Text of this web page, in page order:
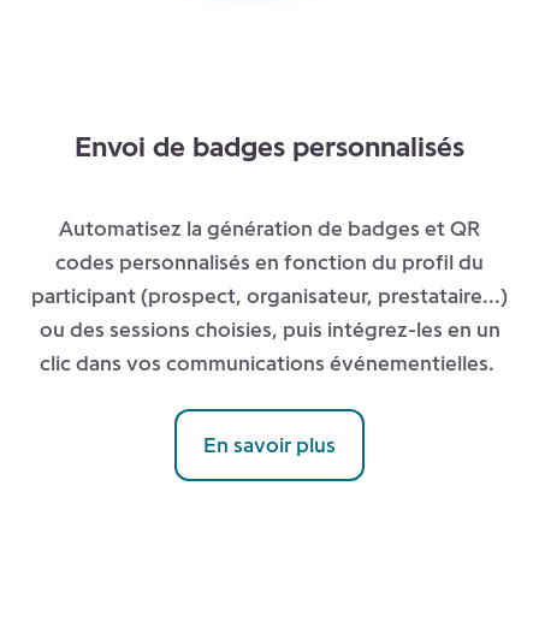
Envoi de badges personnalisés
Automatisez la génération de badges et QR
codes personnalisés en fonction du profil du
participant (prospect, organisateur, prestataire...)
ou des sessions choisies, puis intégrez-les en un
clic dans vos communications événementielles.
En savoir plus